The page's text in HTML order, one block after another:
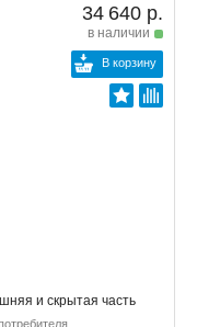
34 640 р.
в наличии
В корзину
и скрытая часть